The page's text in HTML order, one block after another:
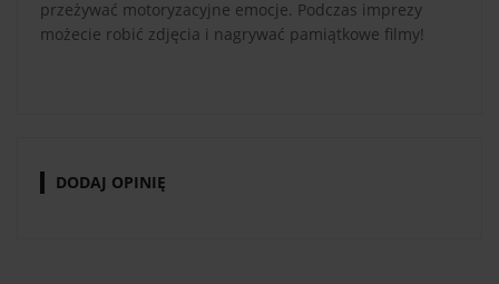
przeżywać motoryzacyjne emocje. Podczas imprezy
możecie robić zdjęcia i nagrywać pamiątkowe filmy!
DODAJ OPINIĘ